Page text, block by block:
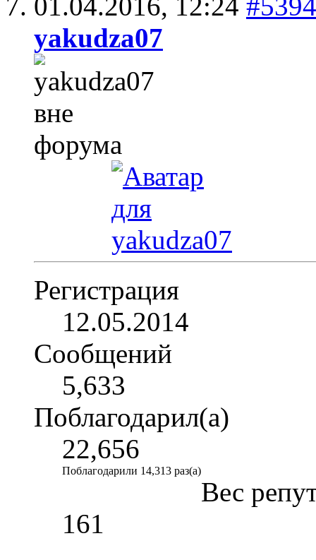
01.04.2016, 12:24 #5394
yakudza07
Регистрация
12.05.2014
Сообщений
5,633
Поблагодарил(а)
22,656
Поблагодарили 14,313 раз(а)
Вес
161